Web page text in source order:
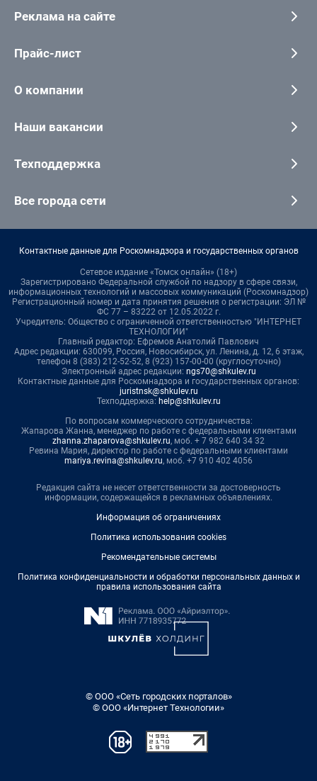
Реклама на сайте
Прайс-лист
О компании
Наши вакансии
Техподдержка
Все города сети
Контактные данные для Роскомнадзора и государственных органов
Сетевое издание «Томск онлайн» (18+)
Зарегистрировано Федеральной службой по надзору в сфере связи,
информационных технологий и массовых коммуникаций (Роскомнадзор)
Регистрационный номер и дата принятия решения о регистрации: ЭЛ №
ФС 77 – 83222 от 12.05.2022 г.
Учредитель: Общество с ограниченной ответственностью "ИНТЕРНЕТ
ТЕХНОЛОГИИ"
Главный редактор: Ефремов Анатолий Павлович
Адрес редакции: 630099, Россия, Новосибирск, ул. Ленина, д. 12, 6 этаж,
телефон 8 (383) 212-52-52, 8 (923) 157-00-00 (круглосуточно)
Электронный адрес редакции: ngs70@shkulev.ru
Контактные данные для Роскомнадзора и государственных органов:
juristnsk@shkulev.ru
Техподдержка: help@shkulev.ru
По вопросам коммерческого сотрудничества:
Жапарова Жанна, менеджер по работе с федеральными клиентами
zhanna.zhaparova@shkulev.ru, моб. + 7 982 640 34 32
Ревина Мария, директор по работе с федеральными клиентами
mariya.revina@shkulev.ru, моб. +7 910 402 4056
Редакция сайта не несет ответственности за достоверность
информации, содержащейся в рекламных объявлениях.
Информация об ограничениях
Политика использования cookies
Рекомендательные системы
Политика конфиденциальности и обработки персональных данных и
правила использования сайта
© ООО «Сеть городских порталов»
© ООО «Интернет Технологии»